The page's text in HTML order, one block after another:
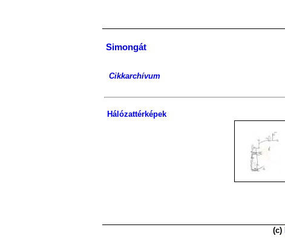
Simongát
Cikkarchívum
Hálózattérképek
(c)